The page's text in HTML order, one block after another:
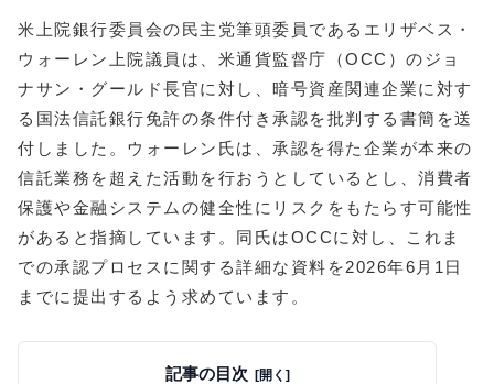
米上院銀行委員会の民主党筆頭委員であるエリザベス・
ウォーレン上院議員は、米通貨監督庁（OCC）のジョ
ナサン・グールド長官に対し、暗号資産関連企業に対す
る国法信託銀行免許の条件付き承認を批判する書簡を送
付しました。ウォーレン氏は、承認を得た企業が本来の
信託業務を超えた活動を行おうとしているとし、消費者
保護や金融システムの健全性にリスクをもたらす可能性
があると指摘しています。同氏はOCCに対し、これま
での承認プロセスに関する詳細な資料を2026年6月1日
までに提出するよう求めています。
記事の目次